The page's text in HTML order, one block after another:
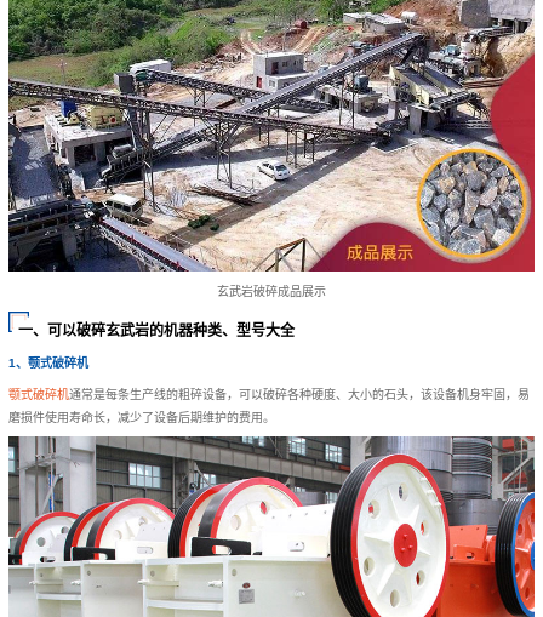
玄武岩破碎成品展示
一、可以破碎玄武岩的机器种类、型号大全
1、颚式破碎机
颚式破碎机通常是每条生产线的粗碎设备，可以破碎各种硬度、大小的石头，该设备机身牢固，易
磨损件使用寿命长，减少了设备后期维护的费用。